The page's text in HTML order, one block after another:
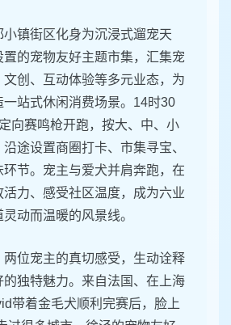
小镇街区化身为沉浸式遛宠天
的宠物友好主题市集，汇集宠
创、互动体验等多元业态，为
一站式休闲消费场景。14时30
向赛鸣枪开跑，按大、中、小
途设置商圈打卡、市集寻宝、
环节。宠主与爱犬并肩奔跑，在
力、感受社区温度，成为六业
动而温暖的风景线。
两位宠主的真切感受，生动诠释
的独特魅力。来自法国、在上海
带着金毛犬顺利完赛后，脸上